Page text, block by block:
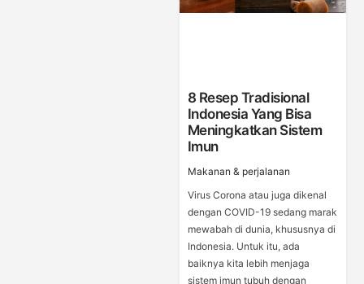
8 Resep Tradisional
Indonesia Yang Bisa
Meningkatkan Sistem
Imun
Makanan & perjalanan
Virus Corona atau juga dikenal
dengan COVID-19 sedang marak
mewabah di dunia, khususnya di
Indonesia. Untuk itu, ada
baiknya kita lebih menjaga
sistem imun tubuh dengan